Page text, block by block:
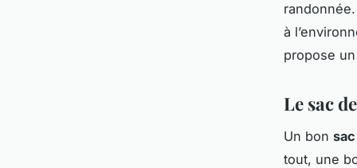
à
propose
Le sac
Un bon
tout, une